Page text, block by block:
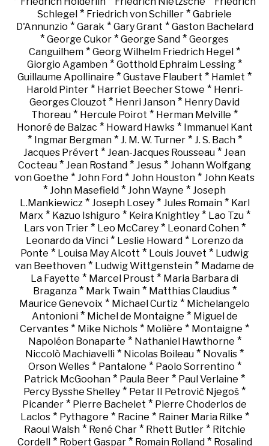
Schlegel * Friedrich von Schiller * Gabriele
D'Annunzio * Garak * Gary Grant * Gaston Bachelard
* George Cukor * George Sand * Georges
Canguilhem * Georg Wilhelm Friedrich Hegel *
Giorgio Agamben * Gotthold Ephraim Lessing *
Guillaume Apollinaire * Gustave Flaubert * Hamlet *
Harold Pinter* Harriet Beecher Stowe * Henri-
Georges Clouzot * Henri Janson * Henry David
Thoreau * Hercule Poirot * Herman Melville *
Honoré de Balzac * Howard Hawks* Immanuel Kant
* Ingmar Bergman* J. M. W. Turner* J. S. Bach*
Jacques Prévert * Jean-Jacques Rousseau * Jean
Cocteau * Jean Rostand * Jesus * Johann Wolfgang
von Goethe * John Ford * John Houston * John Keats
* John Masefield * John Wayne * Joseph
L.Mankiewicz* Joseph Losey* Jules Romain* Karl
Marx * Kazuo Ishiguro * Keira Knightley* Lao Tzu*
Lars von Trier* Leo McCarey* Leonard Cohen*
Leonardo da Vinci * Leslie Howard * Lorenzo da
Ponte * Louisa May Alcott * Louis Jouvet * Ludwig
van Beethoven * Ludwig Wittgenstein * Madame de
La Fayette * Marcel Proust * Maria Barbara di
Braganza* Mark Twain* Matthias Claudius*
Maurice Genevoix * Michael Curtiz * Michelangelo
Antonioni* Michel de Montaigne * Miguel de
Cervantes * Mike Nichols * Molière * Montaigne *
Napoléon Bonaparte * Nathaniel Hawthorne *
Niccolò Machiavelli * Nicolas Boileau * Novalis *
Orson Welles* Pantalone * Paolo Sorrentino *
Patrick McGoohan * Paula Beer * Paul Verlaine *
Percy Bysshe Shelley * Petar II Petrović Njegoš *
Picander * Pierre Bachelet * Pierre Choderlos de
Laclos* Pythagore * Racine * Rainer Maria Rilke *
Raoul Walsh* René Char* Rhett Butler* Ritchie
Cordell * Robert Gaspar* Romain Rolland* Rosalind